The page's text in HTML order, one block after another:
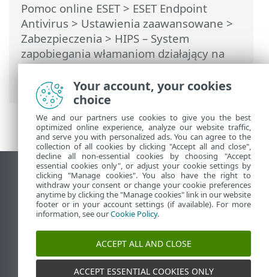
Pomoc online ESET> ESET Endpoint
Antivirus > Ustawienia zaawansowane >
Zabezpieczenia > HIPS – System
zapobiegania włamaniom działający na
hoście> Okno interaktywne systemu
HIPS
Wyświetl witrynę internetową dla
komputerów
End of Life
Baza wiedzy ESET
ESET Status Portal
Pomoc regionalna
Your account, your cookies
choice
We and our partners use cookies to give you the best
optimized online experience, analyze our website traffic,
and serve you with personalized ads. You can agree to the
collection of all cookies by clicking "Accept all and close",
decline all non-essential cookies by choosing "Accept
essential cookies only", or adjust your cookie settings by
clicking "Manage cookies". You also have the right to
withdraw your consent or change your cookie preferences
anytime by clicking the "Manage cookies" link in our website
footer or in your account settings (if available). For more
information, see ourCookie Policy.
ACCEPT ALL AND CLOSE
ACCEPT ESSENTIAL COOKIES ONLY